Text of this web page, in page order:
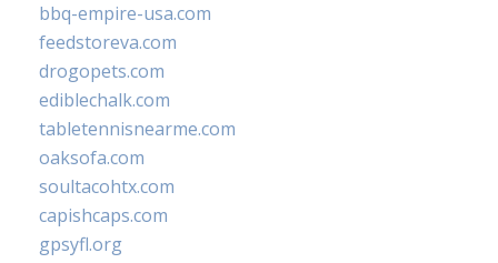
bbq-empire-usa.com
feedstoreva.com
drogopets.com
ediblechalk.com
tabletennisnearme.com
oaksofa.com
soultacohtx.com
capishcaps.com
gpsyfl.org